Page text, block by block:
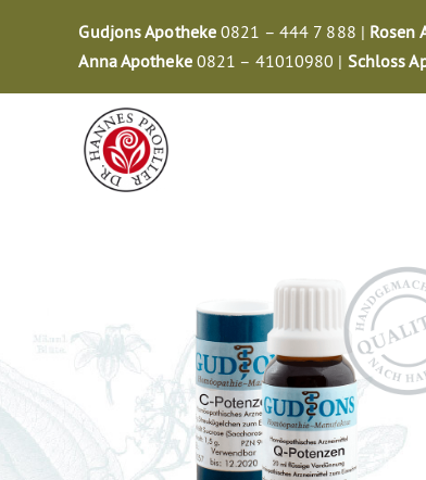
Gudjons Apotheke 0821 – 444 7 888 | Rosen
Anna Apotheke0821 – 41010980 | Schloss